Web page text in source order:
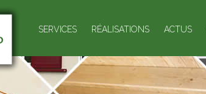
SERVICES RÉALISATIONS ACTUS